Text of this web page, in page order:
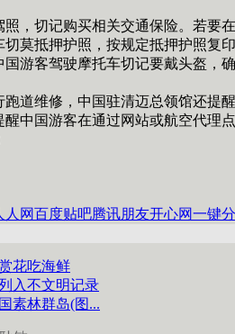
切记购买相关交通保险。若要
莫抵押护照，按规定抵押护照复
客驾驶摩托车切记要戴头盔，
维修，中国驻清迈总领馆还提
中国游客在通过网站或航空代理
人网百度贴吧腾讯朋友开心网一键
花吃海鲜
入不文明记录
素林群岛(图...